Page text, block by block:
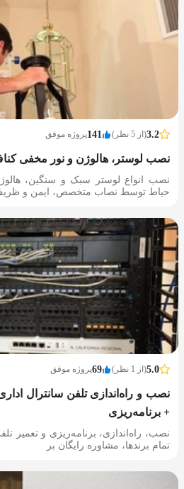
3.2(از 5 نظر) 141پروژه موفق
نصب لوستر، هالوژن و نور مخفی
نصب انواع لوستر سبک و سنگین،
حیاط توسط نصاب متخصص، ایمن و
5.0(از 1 نظر) 69پروژه موفق
نصب و راه‌اندازی تلفن سانترال
+ برنامه‌ریزی
نصب، راه‌اندازی، برنامه‌ریزی و تعمیر
تمام برندها، مشاوره رایگان بر